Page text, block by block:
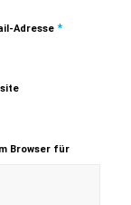
Adresse *
Browser für